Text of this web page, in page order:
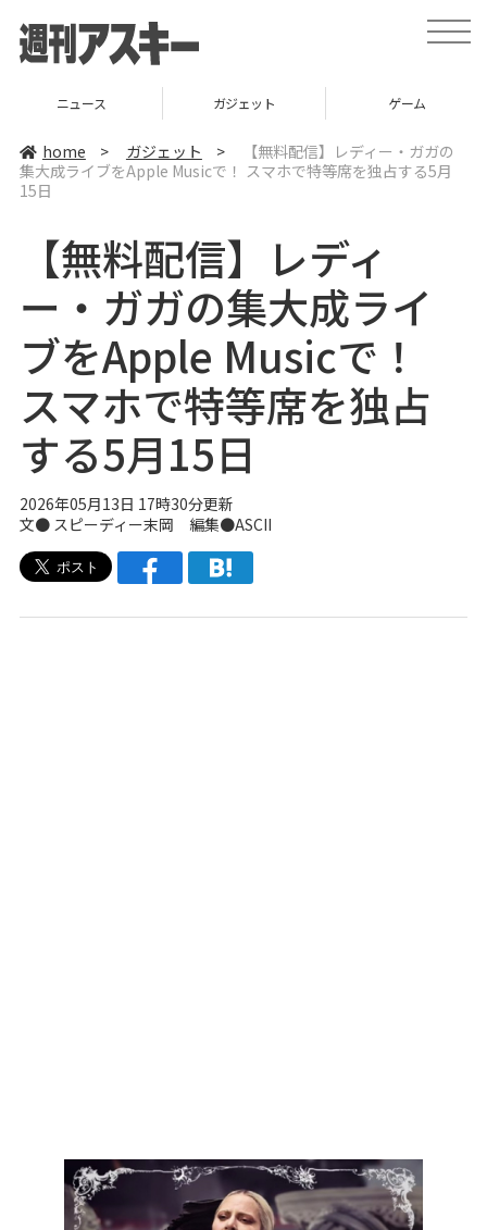
t
o
v
i
ニュース ガジェット ゲーム
home > ガジェット >
【無料配信】レディー・ガガの
集大成ライブをApple Musicで！ スマホで特等席を独占する5月
15日
【無料配信】レディ
ー・ガガの集大成ライ
ブをApple Musicで！
スマホで特等席を独占
する5月15日
2026年05月13日 17時30分更新
文● スピーディー末岡 編集●ASCII